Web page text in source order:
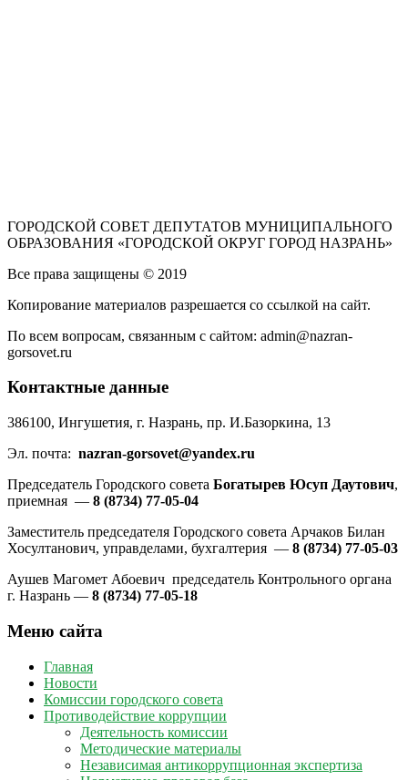
ГОРОДСКОЙ СОВЕТ ДЕПУТАТОВ МУНИЦИПАЛЬНОГО
ОБРАЗОВАНИЯ «ГОРОДСКОЙ ОКРУГ ГОРОД НАЗРАНЬ»
Все права защищены © 2019
Копирование материалов разрешается со ссылкой на сайт.
По всем вопросам, связанным с сайтом: admin@nazran-
gorsovet.ru
Контактные данные
386100, Ингушетия, г. Назрань, пр. И.Базоркина, 13
Эл. почта: nazran-gorsovet@yandex.ru
Председатель Городского совета Богатырев Юсуп Даутович,
приемная — 8 (8734) 77-05-04
Заместитель председателя Городского совета Арчаков Билан
Хосултанович, управделами, бухгалтерия — 8 (8734) 77-05-03
Аушев Магомет Абоевич председатель Контрольного органа
г. Назрань — 8 (8734) 77-05-18
Меню сайта
Главная
Новости
Комиссии городского совета
Противодействие коррупции
Деятельность комиссии
Методические материалы
Независимая антикоррупционная экспертиза